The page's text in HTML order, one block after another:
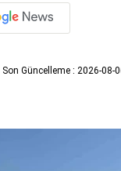
Son Güncelleme : 2026-08-